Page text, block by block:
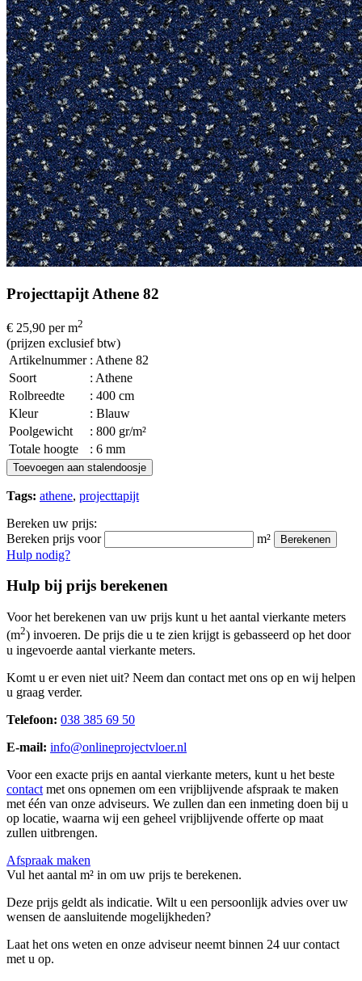
Projecttapijt Athene 82
€ 25,90 per m2
(prijzen exclusief btw)
Artikelnummer : Athene 82
Soort
: Athene
Rolbreedte
: 400 cm
Kleur
: Blauw
Poolgewicht
: 800 gr/m²
Totale hoogte
: 6 mm
Toevoegen aan stalendoosje
Tags: athene, projecttapijt
Bereken uw prijs:
Bereken prijs voor
m² Berekenen
Hulp nodig?
Hulp bij prijs berekenen
Voor het berekenen van uw prijs kunt u het aantal vierkante meters
(m2) invoeren. De prijs die u te zien krijgt is gebasseerd op het door
u ingevoerde aantal vierkante meters.
Komt u er even niet uit? Neem dan contact met ons op en wij helpen
u graag verder.
Telefoon: 038 385 69 50
E-mail: info@onlineprojectvloer.nl
Voor een exacte prijs en aantal vierkante meters, kunt u het beste
contact met ons opnemen om een vrijblijvende afspraak te maken
met één van onze adviseurs. We zullen dan een inmeting doen bij u
op locatie, waarna wij een geheel vrijblijvende offerte op maat
zullen uitbrengen.
Afspraak maken
Vul het aantal m² in om uw prijs te berekenen.
Deze prijs geldt als indicatie. Wilt u een persoonlijk advies over uw
wensen de aansluitende mogelijkheden?
Laat het ons weten en onze adviseur neemt binnen 24 uur contact
met u op.